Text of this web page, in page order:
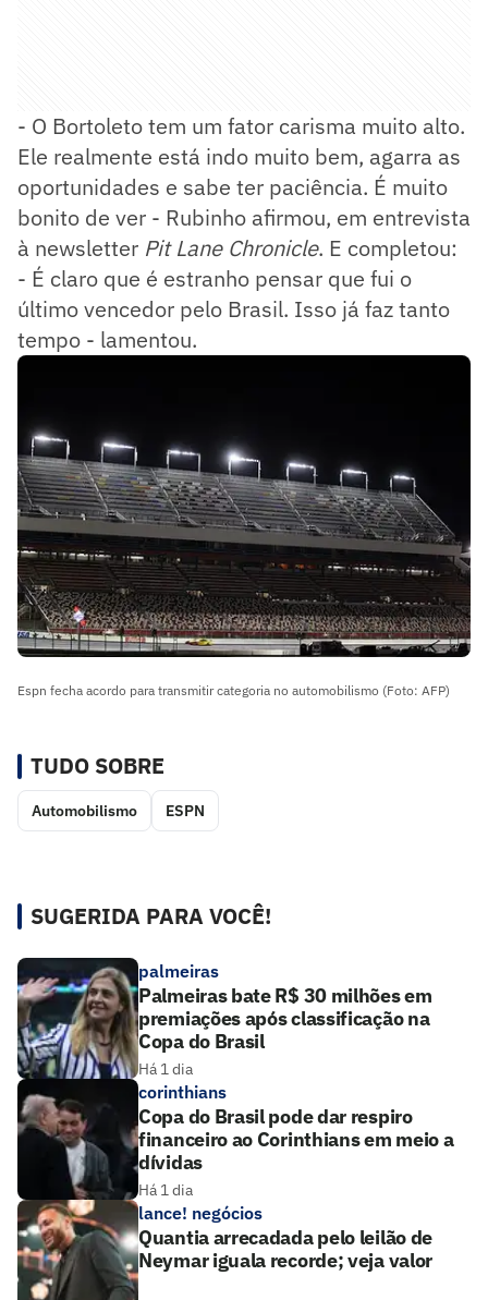
- O Bortoleto tem um fator carisma muito alto.
Ele realmente está indo muito bem, agarra as
oportunidades e sabe ter paciência. É muito
bonito de ver - Rubinho afirmou, em entrevista
à newsletter Pit Lane Chronicle. E completou:
- É claro que é estranho pensar que fui o
último vencedor pelo Brasil. Isso já faz tanto
tempo - lamentou.
Espn fecha acordo para transmitir categoria no automobilismo (Foto: AFP)
TUDO SOBRE
Automobilismo ESPN
SUGERIDA PARA VOCÊ!
palmeiras
Palmeiras bate R$ 30 milhões em
premiações após classificação na
Copa do Brasil
Há 1 dia
corinthians
Copa do Brasil pode dar respiro
financeiro ao Corinthians em meio a
dívidas
Há 1 dia
lance! negócios
Quantia arrecadada pelo leilão de
Neymar iguala recorde; veja valor